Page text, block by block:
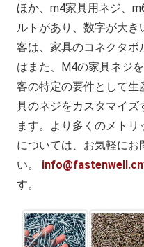
ほか、m4家具用ネジ、
ルトがあり、数字が大
客は、家具のコネクタ
はまた、M4の家具ネジ
客の特定の要件として生
具のネジをカスタマイズ
ます。より多くのメト
については、お気軽にお
い。
info@fastenwell.cn
す。